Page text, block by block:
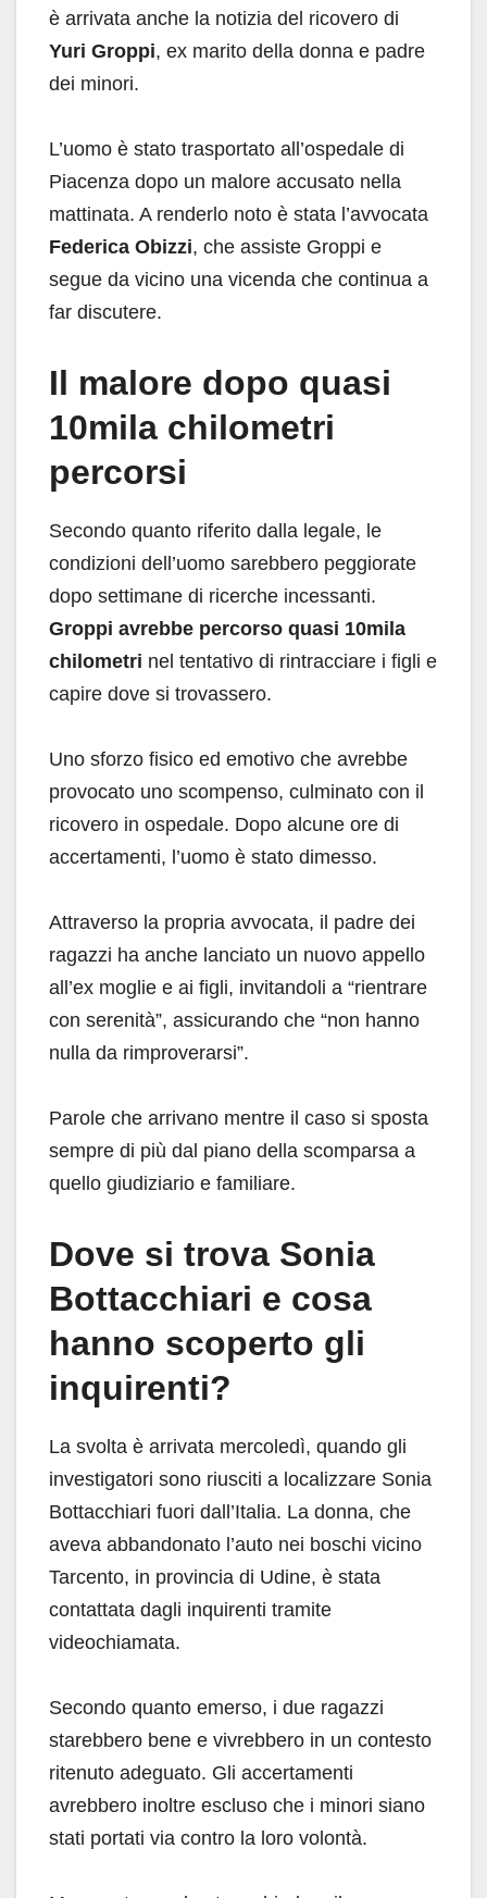
è arrivata anche la notizia del ricovero di
Yuri Groppi, ex marito della donna e padre
dei minori.
L’uomo è stato trasportato all’ospedale di
Piacenza dopo un malore accusato nella
mattinata. A renderlo noto è stata l’avvocata
Federica Obizzi, che assiste Groppi e
segue da vicino una vicenda che continua a
far discutere.
Il malore dopo quasi
10mila chilometri
percorsi
Secondo quanto riferito dalla legale, le
condizioni dell’uomo sarebbero peggiorate
dopo settimane di ricerche incessanti.
Groppi avrebbe percorso quasi 10mila
chilometri nel tentativo di rintracciare i figli e
capire dove si trovassero.
Uno sforzo fisico ed emotivo che avrebbe
provocato uno scompenso, culminato con il
ricovero in ospedale. Dopo alcune ore di
accertamenti, l’uomo è stato dimesso.
Attraverso la propria avvocata, il padre dei
ragazzi ha anche lanciato un nuovo appello
all’ex moglie e ai figli, invitandoli a “rientrare
con serenità”, assicurando che “non hanno
nulla da rimproverarsi”.
Parole che arrivano mentre il caso si sposta
sempre di più dal piano della scomparsa a
quello giudiziario e familiare.
Dove si trova Sonia
Bottacchiari e cosa
hanno scoperto gli
inquirenti?
La svolta è arrivata mercoledì, quando gli
investigatori sono riusciti a localizzare Sonia
Bottacchiari fuori dall’Italia. La donna, che
aveva abbandonato l’auto nei boschi vicino
Tarcento, in provincia di Udine, è stata
contattata dagli inquirenti tramite
videochiamata.
Secondo quanto emerso, i due ragazzi
starebbero bene e vivrebbero in un contesto
ritenuto adeguato. Gli accertamenti
avrebbero inoltre escluso che i minori siano
stati portati via contro la loro volontà.